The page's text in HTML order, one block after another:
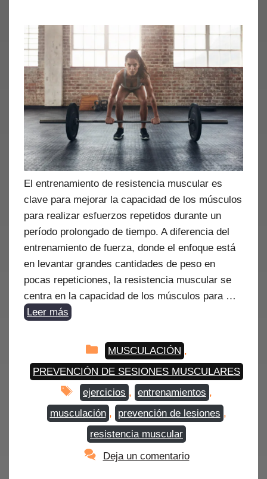
El entrenamiento de resistencia muscular es
clave para mejorar la capacidad de los músculos
para realizar esfuerzos repetidos durante un
período prolongado de tiempo. A diferencia del
entrenamiento de fuerza, donde el enfoque está
en levantar grandes cantidades de peso en
pocas repeticiones, la resistencia muscular se
centra en la capacidad de los músculos para …
Leer más
Categorías
MUSCULACIÓN ,
PREVENCIÓN DE SESIONES MUSCULARES
Etiquetas
ejercicios , entrenamientos ,
musculación , prevención de lesiones ,
resistencia muscular
Deja un comentario